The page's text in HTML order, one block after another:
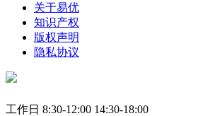
关于易优
知识产权
版权声明
隐私协议
工作日 8:30-12:00 14:30-18:00